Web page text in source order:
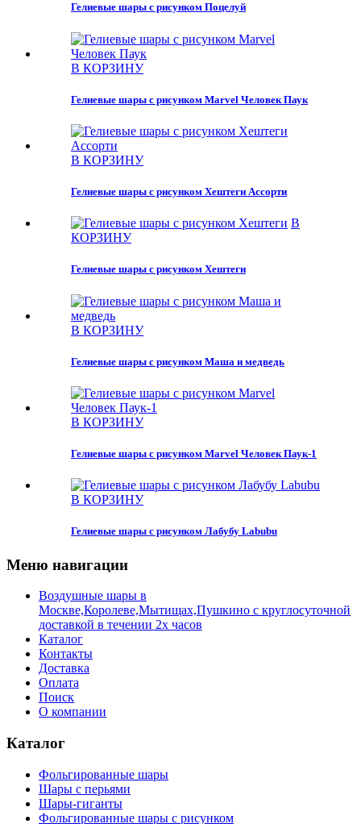
Гелиевые шары с рисунком Поцелуй
В КОРЗИНУ
Гелиевые шары с рисунком Marvel Человек Паук
В КОРЗИНУ
Гелиевые шары с рисунком Хештеги Ассорти
В
КОРЗИНУ
Гелиевые шары с рисунком Хештеги
В КОРЗИНУ
Гелиевые шары с рисунком Маша и медведь
В КОРЗИНУ
Гелиевые шары с рисунком Marvel Человек Паук-1
В КОРЗИНУ
Гелиевые шары с рисунком Лабубу Labubu
Меню навигации
Воздушные шары в
Москве,Королеве,Мытищах,Пушкино с круглосуточной
доставкой в течении 2х часов
Каталог
Контакты
Доставка
Оплата
Поиск
О компании
Каталог
Фольгированные шары
Шары с перьями
Шары-гиганты
Фольгированные шары с рисунком